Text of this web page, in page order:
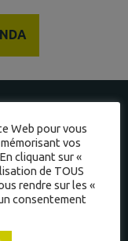
Web pour vous
vos
cliquant sur «
de TOUS
rendre sur les «
consentement